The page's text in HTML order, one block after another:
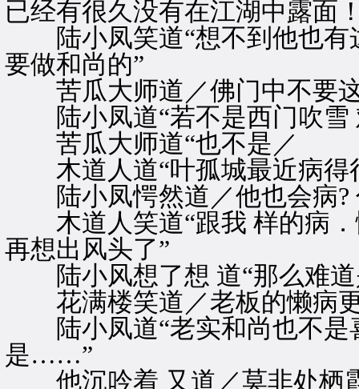
已经有很久没有在江湖中露面
陆小凤笑道“想不到他也有
要做和尚的”
苦瓜大师道／佛门中不要
陆小凤道“若不是西门吹雪
苦瓜大师道“也不是／
木道人道“叶孤城最近病得
陆小凤愕然道／他也会病?
木道人笑道“跟我 样的病．
再想出风头了”
陆小风想了想 道“那么难道
花满楼笑道／老板的懒病
陆小凤道“老实和尚也不是
是……”
他沉吟着 又道／莫非处栖